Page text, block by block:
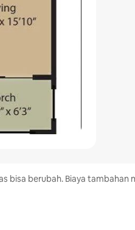
bisa berubah. Biaya